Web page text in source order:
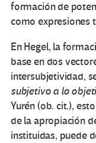
formación de
como expresiones
En Hegel, la
base en dos
intersubjetividad,
subjetivo a lo
Yurén (ob. cit.),
de la apropiación
instituidas, puede